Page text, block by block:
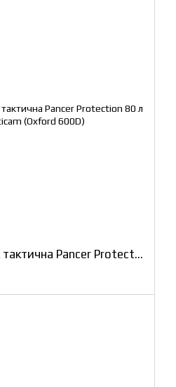
Сумка-рюкзак тактична Pancer Protection 80 л Multicam (Oxford 600D)